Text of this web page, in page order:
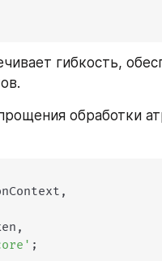
гибкость,
обработки
,
,
;